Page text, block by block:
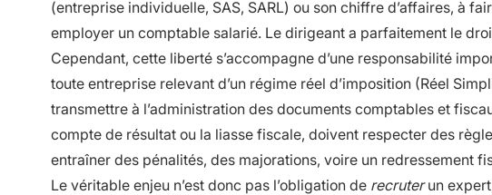
(entreprise individuelle, SAS, SARL) ou son chiffre d’affaires, à
employer un comptable salarié. Le dirigeant a parfaitement le
Cependant, cette liberté s’accompagne d’une responsabilité
toute entreprise relevant d’un régime réel d’imposition (Réel
transmettre à l’administration des documents comptables et
compte de résultat ou la liasse fiscale, doivent respecter des
entraîner des pénalités, des majorations, voire un redressement
Le véritable enjeu n’est donc pas l’obligation de recruterun